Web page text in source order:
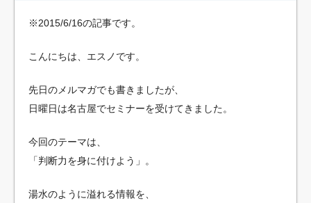
※2015/6/16の記事です。
こんにちは、エスノです。
先日のメルマガでも書きましたが、
日曜日は名古屋でセミナーを受けてきました。
今回のテーマは、
「判断力を身に付けよう」。
湯水のように溢れる情報を、